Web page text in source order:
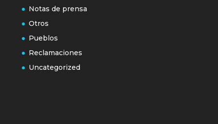
Notas de prensa
Otros
Pueblos
Reclamaciones
Uncategorized